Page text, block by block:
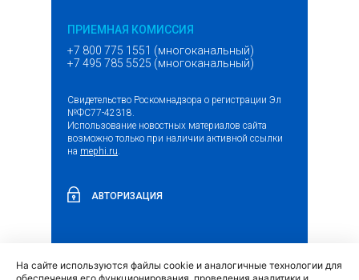
ПРИЕМНАЯ КОМИССИЯ
+7 800 775 1551 (многоканальный)
+7 495 785 5525 (многоканальный)
Свидетельство Роскомнадзора о регистрации Эл
№ФС77-42318.
Использование новостных материалов сайта
возможно только при наличии активной ссылки
на mephi.ru.
АВТОРИЗАЦИЯ
Обращение граждан и организаций (внешняя
На сайте используются файлы cookie и аналогичные технологии для